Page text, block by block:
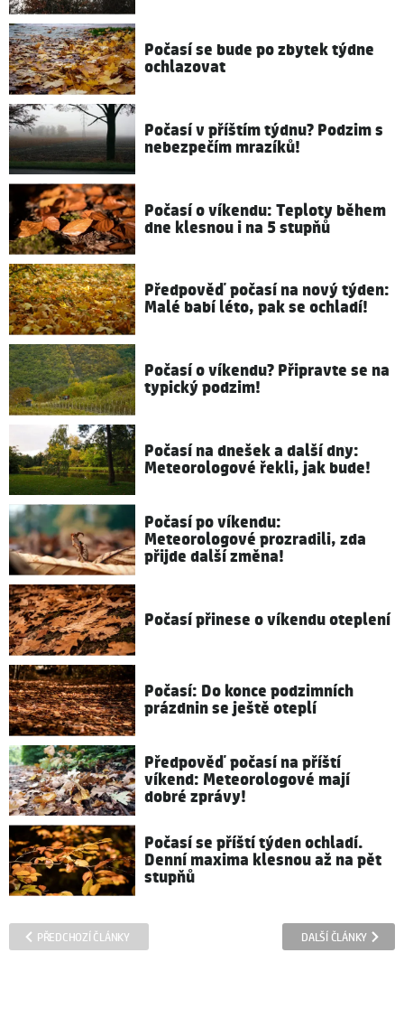
Počasí se bude po zbytek týdne
ochlazovat
Počasí v příštím týdnu? Podzim s
nebezpečím mrazíků!
Počasí o víkendu: Teploty během
dne klesnou i na 5 stupňů
Předpověď počasí na nový týden:
Malé babí léto, pak se ochladí!
Počasí o víkendu? Připravte se na
typický podzim!
Počasí na dnešek a další dny:
Meteorologové řekli, jak bude!
Počasí po víkendu:
Meteorologové prozradili, zda
přijde další změna!
Počasí přinese o víkendu oteplení
Počasí: Do konce podzimních
prázdnin se ještě oteplí
Předpověď počasí na příští
víkend: Meteorologové mají
dobré zprávy!
Počasí se příští týden ochladí.
Denní maxima klesnou až na pět
stupňů
PŘEDCHOZÍ ČLÁNKY DALŠÍ ČLÁNKY